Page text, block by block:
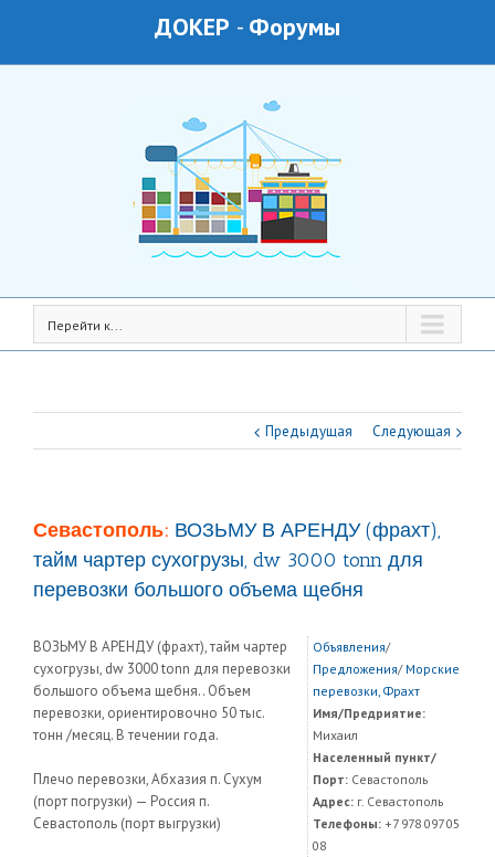
ДОКЕР - Форумы
Перейти к...
Предыдущая Следующая
Севастополь: ВОЗЬМУ В АРЕНДУ (фрахт),
тайм чартер сухогрузы, dw 3000 tonn для
перевозки большого объема щебня
ВОЗЬМУ В АРЕНДУ (фрахт), тайм чартер
сухогрузы, dw 3000 tonn для перевозки
большого объема щебня.. Объем
перевозки, ориентировочно 50 тыс.
тонн /месяц. В течении года.
Плечо перевозки, Абхазия п. Сухум
(порт погрузки) — Россия п.
Севастополь (порт выгрузки)
Объявления/
Предложения/ Морские
перевозки, Фрахт
Имя/Предриятие:
Михаил
Населенный пункт/
Порт:Севастополь
Адрес:г. Севастополь
Телефоны:+7 978 097 05
08